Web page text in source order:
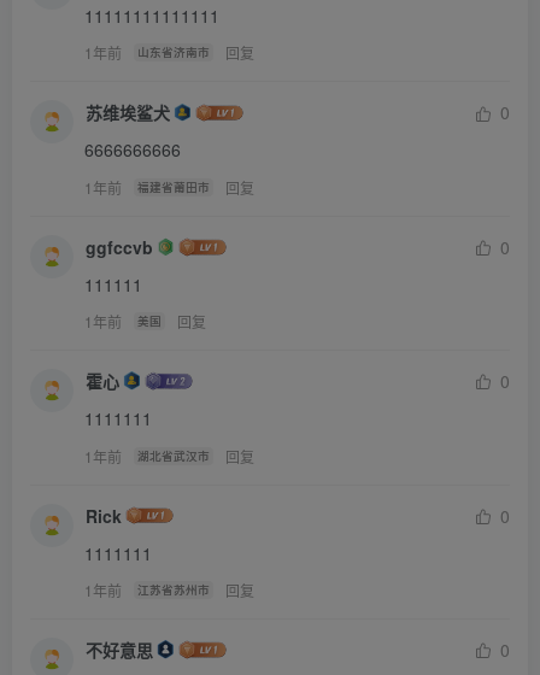
11111111111111
1年前 山东省济南市 回复
苏维埃鲨犬
0
6666666666
1年前 福建省莆田市 回复
ggfccvb
0
111111
1年前 美国 回复
霍心
0
1111111
1年前 湖北省武汉市 回复
Rick
0
1111111
1年前 江苏省苏州市 回复
不好意思
0